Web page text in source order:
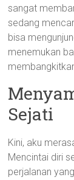
sangat
sedang
bisa
menemukan
Sejati
Kini, aku
Mencintai diri
perjalanan